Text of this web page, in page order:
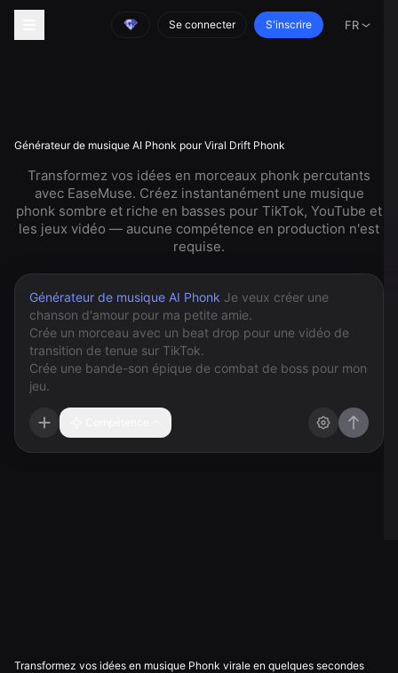
Se connecter S'inscrire FR
Générateur de musique AI Phonk pour Viral Drift Phonk
Transformez vos idées en morceaux phonk percutants
avec EaseMuse. Créez instantanément une musique
phonk sombre et riche en basses pour TikTok, YouTube et
les jeux vidéo — aucune compétence en production n'est
requise.
Générateur de musique AI Phonk
Transformez vos idées en musique Phonk virale en quelques secondes